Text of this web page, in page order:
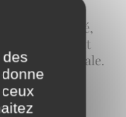
de qualité,
volontairement
artisanale.